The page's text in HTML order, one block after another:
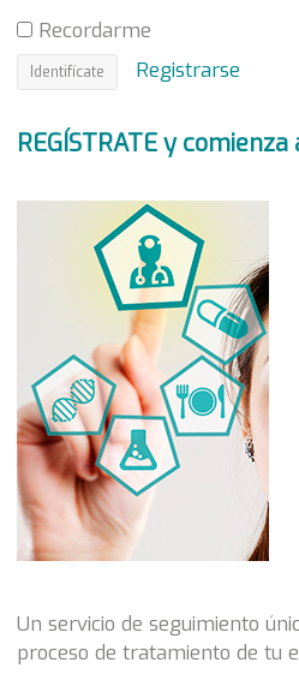
Recordarme
Registrarse
REGÍSTRATE y
Un servicio de seguimiento
proceso de tratamiento de tu